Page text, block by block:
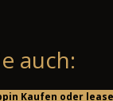
auch:
Kaufen oder